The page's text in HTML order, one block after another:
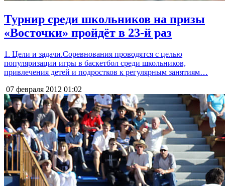
Турнир среди школьников на призы
«Восточки» пройдёт в 23-й раз
1. Цели и задачи.Соревнования проводятся с целью
популяризации игры в баскетбол среди школьников,
привлечения детей и подростков к регулярным занятиям…
07 февраля 2012 01:02